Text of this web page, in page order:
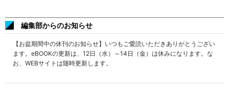
編集部からのお知らせ
【お盆期間中の休刊のお知らせ】いつもご愛読いただきありがとうござい
ます。eBOOKの更新は、12日（水）～14日（金）は休みになります。な
お、WEBサイトは随時更新します。